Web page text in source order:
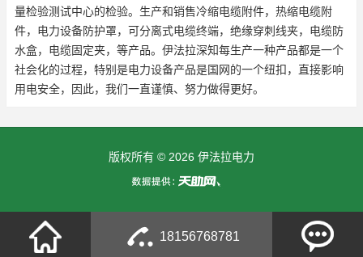
量检验测试中心的检验。生产和销售冷缩电缆附件，热缩电缆附
件，电力设备防护罩，可分离式电缆终端，绝缘穿刺线夹，电缆防
水盒，电缆固定夹，等产品。伊法拉深知每生产一种产品都是一个
社会化的过程，特别是电力设备产品是国网的一个纽扣，直接影响
用电安全，因此，我们一直谨慎、努力做得更好。
18156768781
版权所有 © 2026 伊法拉电力